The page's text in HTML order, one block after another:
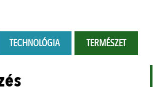
TECHNOLÓGIA TERMÉSZET